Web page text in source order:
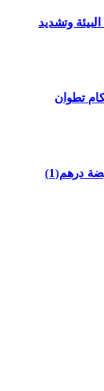
البيئة وتشديد
تطوان
ارتفاع ملموساً لأسعار البيض بالمغرب وبلوغ البيضة درهم(1)